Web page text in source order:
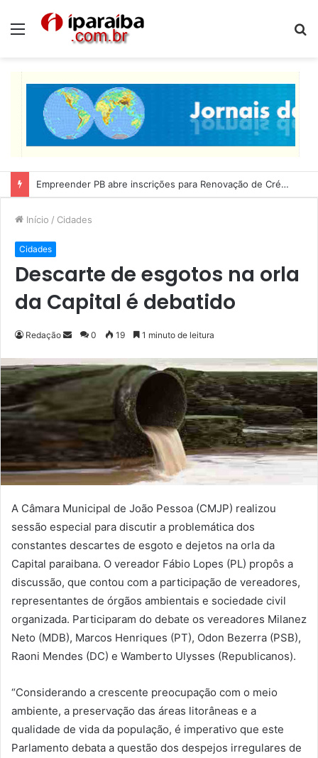
Menu
Lucas Ribeiro inspeciona obras da última etapa do Centro de Convenções
Início / Cidades
Cidades
Descarte de esgotos na orla
da Capital é debatido
Redação
n
u
-
m
a
0 19 1 minuto de leitura
A Câmara Municipal de João Pessoa (CMJP) realizou
sessão especial para discutir a problemática dos
constantes descartes de esgoto e dejetos na orla da
Capital paraibana. O vereador Fábio Lopes (PL) propôs a
discussão, que contou com a participação de vereadores,
representantes de órgãos ambientais e sociedade civil
organizada. Participaram do debate os vereadores Milanez
Neto (MDB), Marcos Henriques (PT), Odon Bezerra (PSB),
Raoni Mendes (DC) e Wamberto Ulysses (Republicanos).
“Considerando a crescente preocupação com o meio
ambiente, a preservação das áreas litorâneas e a
qualidade de vida da população, é imperativo que este
Parlamento debata a questão dos despejos irregulares de